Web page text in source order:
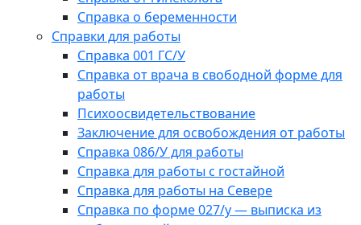
Справка о беременности
Справки для работы
Справка 001 ГС/У
Справка от врача в свободной форме для
работы
Психоосвидетельствование
Заключение для освобождения от работы
Справка 086/У для работы
Справка для работы с гостайной
Справка для работы на Севере
Справка по форме 027/у — выписка из